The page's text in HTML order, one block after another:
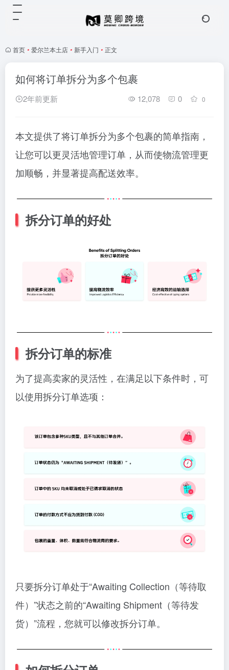
首页 • 爱尔兰本土店 • 新手入门 • 正文
如何将订单拆分为多个包裹
2年前更新 12,078 0 0
本文提供了将订单拆分为多个包裹的简单指南，
让您可以更灵活地管理订单，从而使物流管理更
加顺畅，并显著提高配送效率。
拆分订单的好处
拆分订单的标准
为了提高卖家的灵活性，在满足以下条件时，可
以使用拆分订单选项：
只要拆分订单处于“Awaiting Collection（等待取
件）”状态之前的“Awaiting Shipment（等待发
货）”流程，您就可以修改拆分订单。